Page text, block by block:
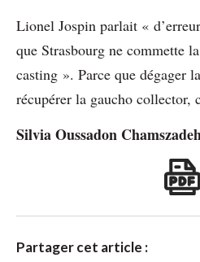
Lionel Jospin parlait «
que Strasbourg ne commette
casting ». Parce que dégager
récupérer la gaucho collector,
Silvia Oussadon
Partager cet article :